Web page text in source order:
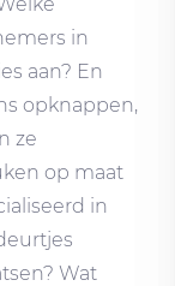
in
aan? En
opknappen,
ze
op maat
in
Wat